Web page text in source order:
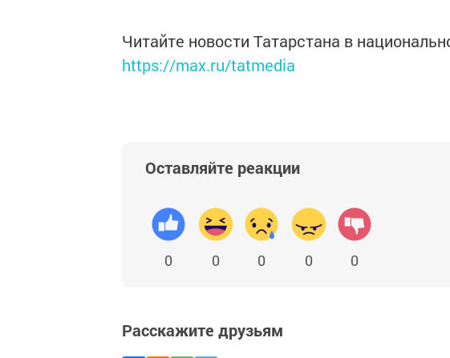
Читайте новости Татарстана в
https://max.ru/tatmedia
Оставляйте реакции
0 0 0 0 0
Расскажите друзьям